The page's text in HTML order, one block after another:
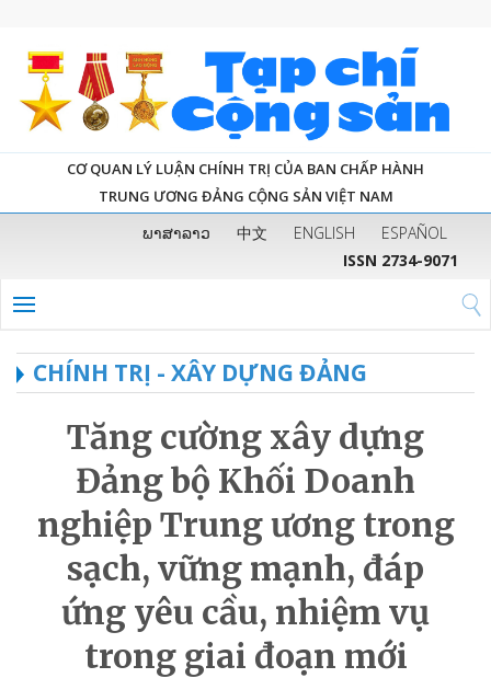
CƠ QUAN LÝ LUẬN CHÍNH TRỊ CỦA BAN CHẤP HÀNH
TRUNG ƯƠNG ĐẢNG CỘNG SẢN VIỆT NAM
ພາສາລາວ 中文 ENGLISH
ESPAÑOL
ISSN 2734-9071
CHÍNH TRỊ - XÂY DỰNG ĐẢNG
Tăng cường xây dựng
Đảng bộ Khối Doanh
nghiệp Trung ương trong
sạch, vững mạnh, đáp
ứng yêu cầu, nhiệm vụ
trong giai đoạn mới